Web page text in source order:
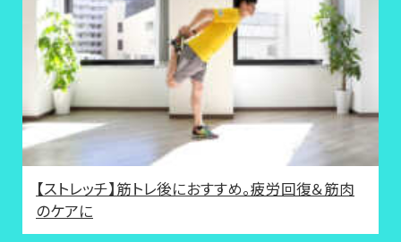
【ストレッチ】筋トレ後におすすめ。疲労回復＆筋肉
のケアに